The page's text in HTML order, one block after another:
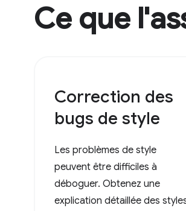
Ce que
Correction des
bugs de style
Les problèmes de style
peuvent être difficiles à
déboguer. Obtenez une
explication détaillée des